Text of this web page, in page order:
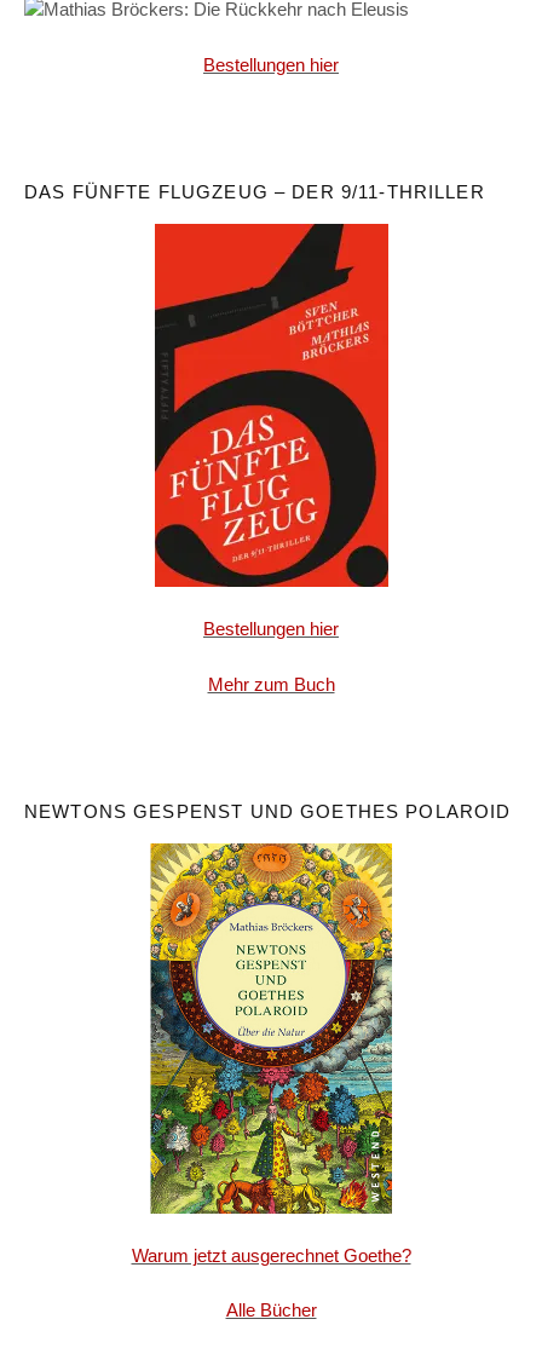
Bestellungen hier
DAS FÜNFTE FLUGZEUG – DER 9/11-THRILLER
Bestellungen hier
Mehr zum Buch
NEWTONS GESPENST UND GOETHES POLAROID
Warum jetzt ausgerechnet Goethe?
Alle Bücher